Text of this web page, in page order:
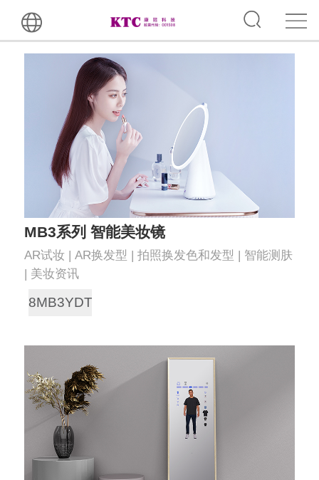
MB3系列 智能美妆镜
AR试妆 | AR换发型 | 拍照换发色和发型 | 智能测肤
| 美妆资讯
8MB3YDT